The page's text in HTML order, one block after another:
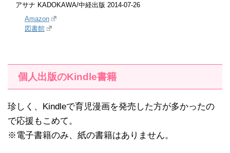
アサナ KADOKAWA/中経出版 2014-07-26
Amazon
図書館
個人出版のKindle書籍
珍しく、Kindleで育児漫画を発売した方が多かったの
で応援もこめて。
※電子書籍のみ、紙の書籍はありません。